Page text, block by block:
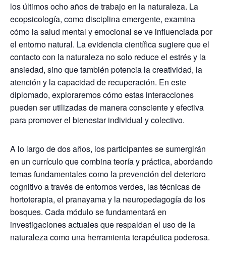
los últimos ocho años de trabajo en la naturaleza. La
ecopsicología, como disciplina emergente, examina
cómo la salud mental y emocional se ve influenciada por
el entorno natural. La evidencia científica sugiere que el
contacto con la naturaleza no solo reduce el estrés y la
ansiedad, sino que también potencia la creatividad, la
atención y la capacidad de recuperación. En este
diplomado, exploraremos cómo estas interacciones
pueden ser utilizadas de manera consciente y efectiva
para promover el bienestar individual y colectivo.
A lo largo de dos años, los participantes se sumergirán
en un currículo que combina teoría y práctica, abordando
temas fundamentales como la prevención del deterioro
cognitivo a través de entornos verdes, las técnicas de
hortoterapia, el pranayama y la neuropedagogía de los
bosques. Cada módulo se fundamentará en
investigaciones actuales que respaldan el uso de la
naturaleza como una herramienta terapéutica poderosa.